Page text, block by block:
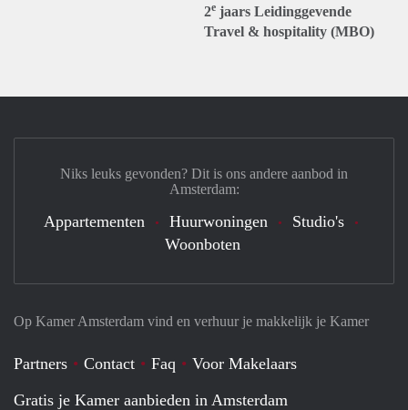
2e jaars Leidinggevende
Travel & hospitality (MBO)
Op Kamer Amsterdam vind en verhuur je makkelijk je Kamer
Partners Contact Faq
Voor Makelaars
Gratis je Kamer aanbieden in Amsterdam
Niks leuks gevonden? Dit is ons andere aanbod in
Amsterdam:
Appartementen Huurwoningen
Studio's
Woonboten